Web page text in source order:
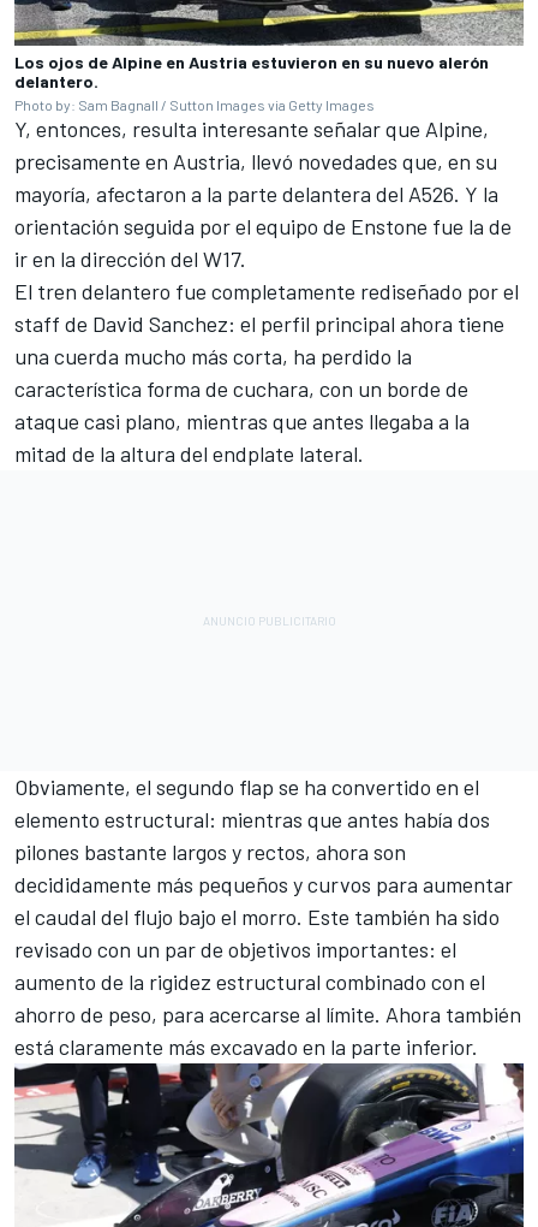
Los ojos de Alpine en Austria estuvieron en su nuevo alerón
delantero.
Photo by: Sam Bagnall / Sutton Images via Getty Images
Y, entonces, resulta interesante señalar que Alpine,
precisamente en Austria, llevó novedades que, en su
mayoría, afectaron a la parte delantera del A526. Y la
orientación seguida por el equipo de Enstone fue la de
ir en la dirección del W17.
El tren delantero fue completamente rediseñado por el
staff de David Sanchez: el perfil principal ahora tiene
una cuerda mucho más corta, ha perdido la
característica forma de cuchara, con un borde de
ataque casi plano, mientras que antes llegaba a la
mitad de la altura del endplate lateral.
Obviamente, el segundo flap se ha convertido en el
elemento estructural: mientras que antes había dos
pilones bastante largos y rectos, ahora son
decididamente más pequeños y curvos para aumentar
el caudal del flujo bajo el morro. Este también ha sido
revisado con un par de objetivos importantes: el
aumento de la rigidez estructural combinado con el
ahorro de peso, para acercarse al límite. Ahora también
está claramente más excavado en la parte inferior.